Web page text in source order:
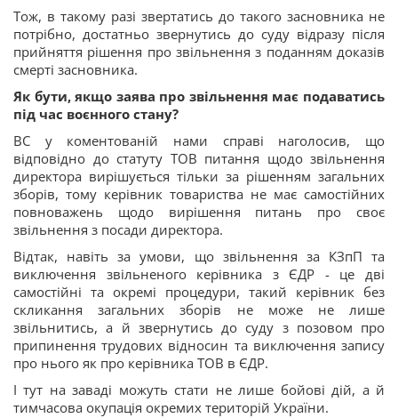
Тож, в такому разі звертатись до такого засновника не
потрібно, достатньо звернутись до суду відразу після
прийняття рішення про звільнення з поданням доказів
смерті засновника.
Як бути, якщо заява про звільнення має подаватись
під час воєнного стану?
ВС у коментованій нами справі наголосив, що
відповідно до статуту ТОВ питання щодо звільнення
директора вирішується тільки за рішенням загальних
зборів, тому керівник товариства не має самостійних
повноважень щодо вирішення питань про своє
звільнення з посади директора.
Відтак, навіть за умови, що звільнення за КЗпП та
виключення звільненого керівника з ЄДР - це дві
самостійні та окремі процедури, такий керівник без
скликання загальних зборів не може не лише
звільнитись, а й звернутись до суду з позовом про
припинення трудових відносин та виключення запису
про нього як про керівника ТОВ в ЄДР.
І тут на заваді можуть стати не лише бойові дій, а й
тимчасова окупація окремих територій України.